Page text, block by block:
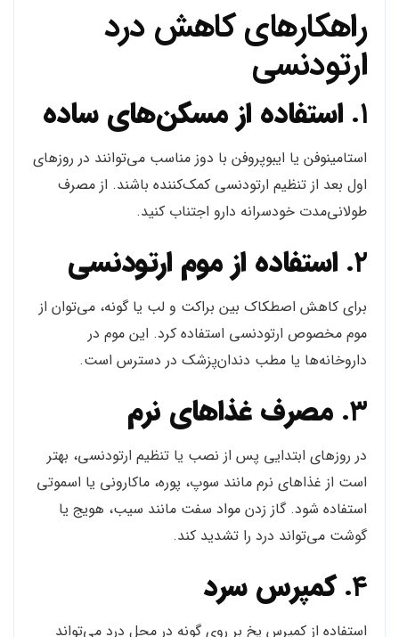
راهکارهای کاهش درد
ارتودنسی
۱. استفاده از مسکن‌های ساده
استامینوفن یا ایبوپروفن با دوز مناسب می‌توانند در روزهای
اول بعد از تنظیم ارتودنسی کمک‌کننده باشند. از مصرف
طولانی‌مدت خودسرانه دارو اجتناب کنید.
۲. استفاده از موم ارتودنسی
برای کاهش اصطکاک بین براکت و لب یا گونه، می‌توان از
موم مخصوص ارتودنسی استفاده کرد. این موم در
داروخانه‌ها یا مطب دندان‌پزشک در دسترس است.
۳. مصرف غذاهای نرم
در روزهای ابتدایی پس از نصب یا تنظیم ارتودنسی، بهتر
است از غذاهای نرم مانند سوپ، پوره، ماکارونی یا اسموتی
استفاده شود. گاز زدن مواد سفت مانند سیب، هویج یا
گوشت می‌تواند درد را تشدید کند.
۴. کمپرس سرد
استفاده از کمپرس یخ بر روی گونه در محل درد می‌تواند